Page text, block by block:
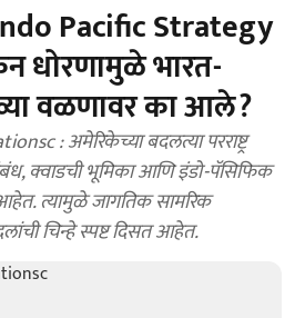
Pacific Strategy
धोरणामुळे भारत-
वळणावर का आले?
: अमेरिकेच्या बदलत्या परराष्ट्र
क्वाडची भूमिका आणि इंडो-पॅसिफिक
त्यामुळे जागतिक सामरिक
चिन्हे स्पष्ट दिसत आहेत.